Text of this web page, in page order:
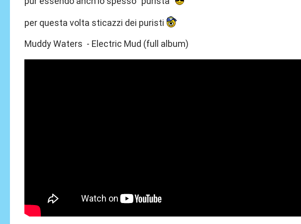
per questa volta sticazzi dei puristi
Muddy Waters - Electric Mud (full album)